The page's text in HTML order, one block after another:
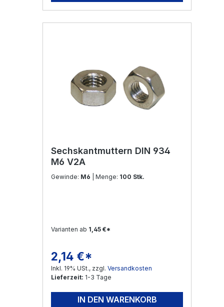
Sechskantmuttern DIN 934
M6 V2A
Gewinde: M6 | Menge: 100 Stk.
Varianten ab 1,45 €*
Regulärer Preis:
2,14 €*
Inkl. 19% USt., zzgl. Versandkosten
Lieferzeit: 1-3 Tage
IN DEN WARENKORB